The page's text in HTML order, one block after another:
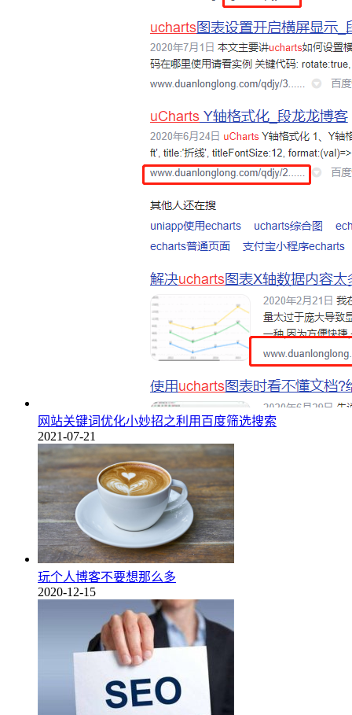
网站关键词优化小妙招之利用百度筛选搜索
2021-07-21
玩个人博客不要想那么多
2020-12-15